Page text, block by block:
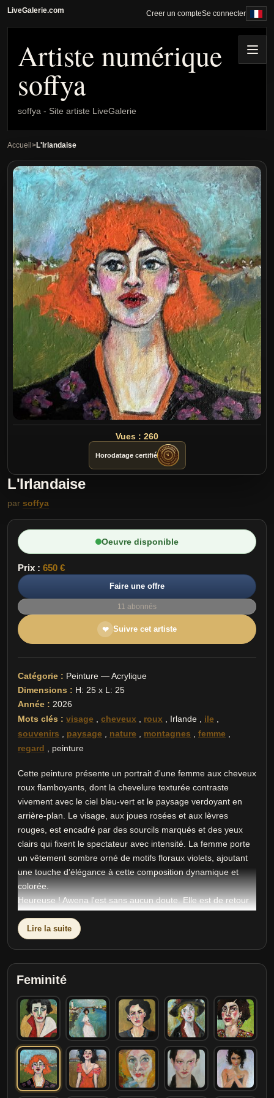
LiveGalerie.com Creer un compteSe connecter
Artiste numérique
soffya
soffya - Site artiste LiveGalerie
Menu
Accueil L'Irlandaise
Vues : 260
Horodatage certifié
L'Irlandaise
par soffya
Oeuvre disponible
Prix : 650 €
Faire une offre
11 abonnés
❤ Suivre cet artiste
Catégorie : Peinture — Acrylique
Dimensions : H: 25 x L: 25
Année : 2026
Mots clés : visage cheveux roux Irlande ile
souvenirs
paysage nature montagnes femme
regard
peinture
Cette peinture présente un portrait d'une femme aux cheveux
roux flamboyants, dont la chevelure texturée contraste
vivement avec le ciel bleu-vert et le paysage verdoyant en
arrière-plan. Le visage, aux joues rosées et aux lèvres
rouges, est encadré par des sourcils marqués et des yeux
clairs qui fixent le spectateur avec intensité. La femme porte
un vêtement sombre orné de motifs floraux violets, ajoutant
une touche d'élégance à cette composition dynamique et
colorée.
Heureuse ! Awena l'est sans aucun doute. Elle est de retour
Vivre au rythme de l'océan, la mer à l'est, Bray Head au nord
et les montagnes de Wicklow à l'ouest, toutes ces merveilles
depuis trop longtemps.
Lire la suite
Feminité